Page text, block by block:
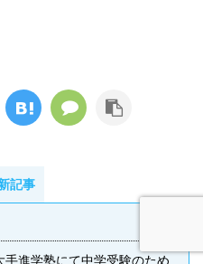
記事
手進学塾にて中学受験のため